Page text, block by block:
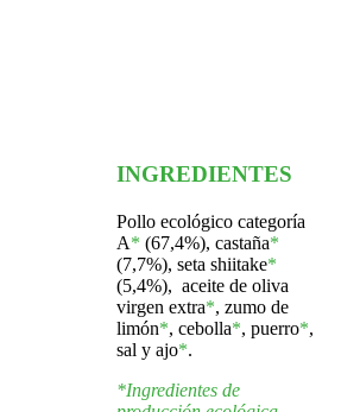
INGREDIENTES
Pollo ecológico categoría
A* (67,4%), castaña*
(7,7%), seta shiitake*
(5,4%), aceite de oliva
virgen extra*, zumo de
limón*, cebolla*, puerro*,
sal y ajo*.
*Ingredientes de